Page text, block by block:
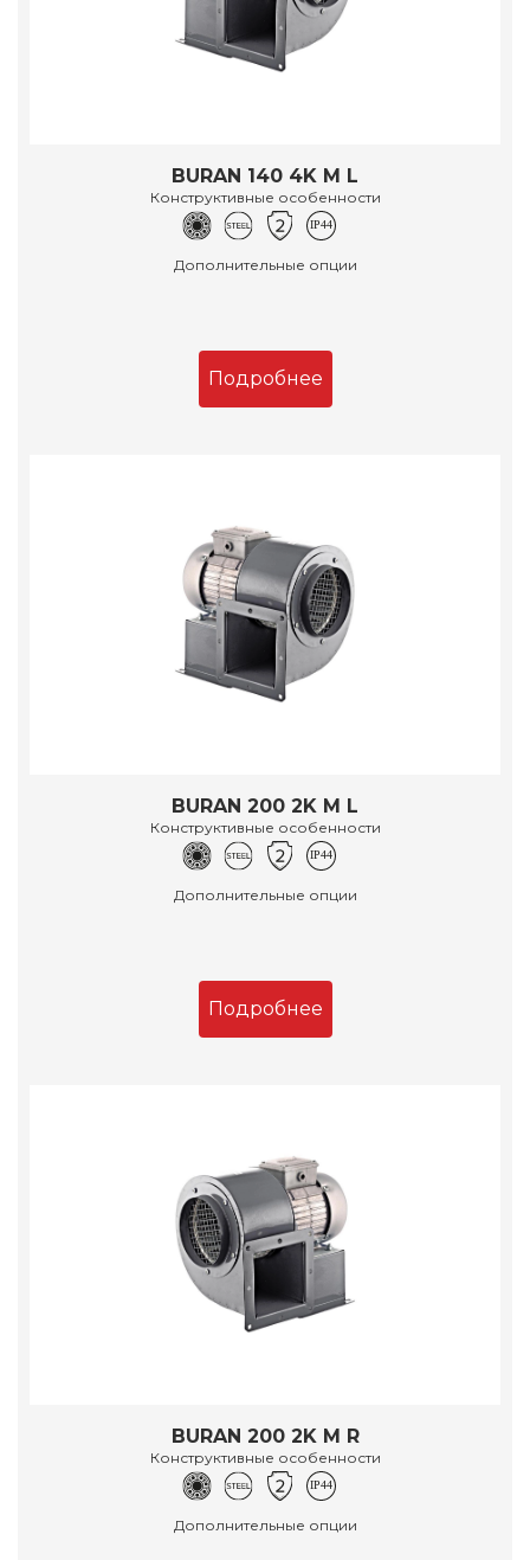
BURAN 140 4K M L
Конструктивные особенности
Дополнительные опции
Подробнее
BURAN 200 2K M L
Конструктивные особенности
Дополнительные опции
Подробнее
BURAN 200 2K M R
Конструктивные особенности
Дополнительные опции